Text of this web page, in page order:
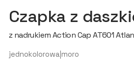
Czapka z
z nadrukiem Action Cap AT601
jednokolorowa|moro